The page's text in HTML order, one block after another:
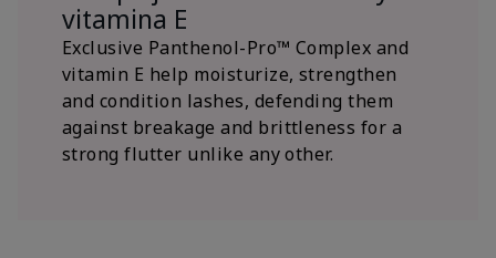
vitamina E
Exclusive Panthenol-Pro™ Complex and
vitamin E help moisturize, strengthen
and condition lashes, defending them
against breakage and brittleness for a
strong flutter unlike any other.